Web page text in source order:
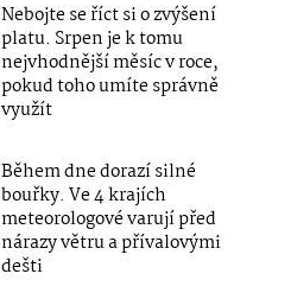
Nebojte se říct si o zvýšení
platu. Srpen je k tomu
nejvhodnější měsíc v roce,
pokud toho umíte správně
využít
Během dne dorazí silné
bouřky. Ve 4 krajích
meteorologové varují před
nárazy větru a přívalovými
dešti